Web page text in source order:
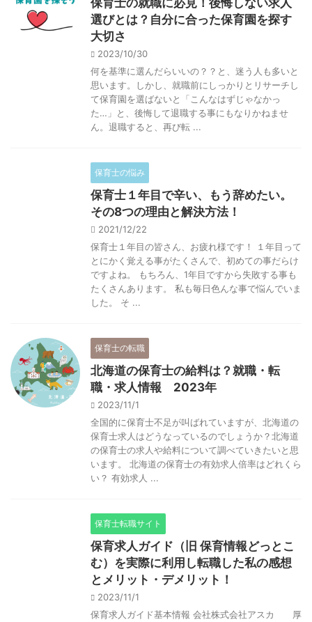
保育士の就職に必見！後悔しない求人
選びとは？自分に合った保育園を探す
大切さ
2023/10/30
何を基準に選んだらいいの？？と、迷う人も多いと
思います。しかし、就職前にしっかりとリサーチし
て保育園を選ばないと「こんなはずじゃなかっ
た…」と、後悔して退職する事にもなりかねませ
ん。退職すると、再び転 ...
保育士の悩み
保育士１年目で辛い、もう辞めたい。
その8つの理由と解決方法！
2021/12/22
保育士１年目の皆さん、お疲れ様です！ １年目って
とにかく覚える事がたくさんで、初めての事だらけ
ですよね。 もちろん、1年目ですから失敗する事も
たくさんあります。 私も毎日色んな事で悩んでいま
した。 そ ...
保育士の転職
北海道の保育士の給料は？就職・転
職・求人情報 2023年
2023/11/1
全国的に保育士不足が叫ばれていますが、北海道の
保育士求人はどうなっているのでしょうか？北海道
の保育士の求人や給料について調べていきたいと思
います。 北海道の保育士の有効求人倍率はどれくら
い？ 有効求人 ...
保育士転職サイト
保育求人ガイド（旧 保育情報どっとこ
む）を実際に利用し転職した私の感想
とメリット・デメリット！
2023/11/1
保育求人ガイド基本情報 会社株式会社アスカ 厚